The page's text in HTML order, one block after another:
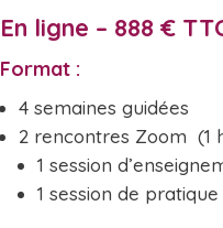
En ligne – 888€
Format :
4 semaines guidées
2 rencontres Zoom (1
1 session
1 session de